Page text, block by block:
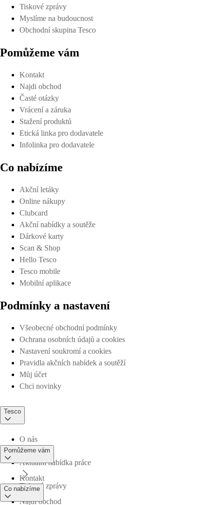
Tiskové zprávy
Myslíme na budoucnost
Obchodní skupina Tesco
Pomůžeme vám
Kontakt
Najdi obchod
Časté otázky
Vrácení a záruka
Stažení produktů
Etická linka pro dodavatele
Infolinka pro dodavatele
Co nabízíme
Akční letáky
Online nákupy
Clubcard
Akční nabídky a soutěže
Dárkové karty
Scan & Shop
Hello Tesco
Tesco mobile
Mobilní aplikace
Podmínky a nastavení
Všeobecné obchodní podmínky
Ochrana osobních údajů a cookies
Nastavení soukromí a cookies
Pravidla akčních nabídek a soutěží
Můj účet
Chci novinky
Tesco
O nás
Aktuální nabídka práce
Tiskové zprávy
Pomůžeme vám
Kontakt
Najdi obchod
Co nabízíme